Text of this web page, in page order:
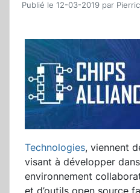
Publié le 12-03-2019 par
Technologies, viennent
visant à développer
environnement